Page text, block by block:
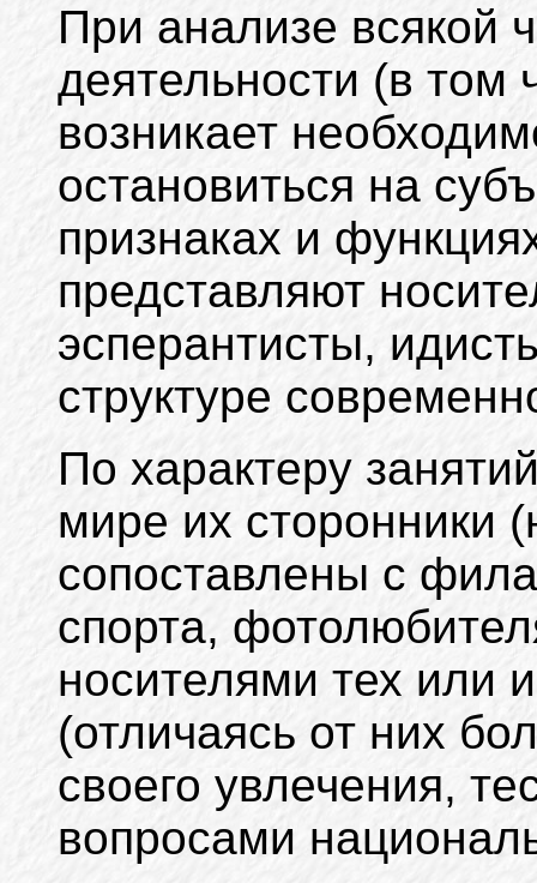
При анализе всякой
деятельности (в том
возникает
остановиться на
признаках и
представляют
эсперантисты,
структуре
По характеру
мире их сторонники
сопоставлены с
спорта,
носителями тех или
(отличаясь от них
своего увлечения,
вопросами